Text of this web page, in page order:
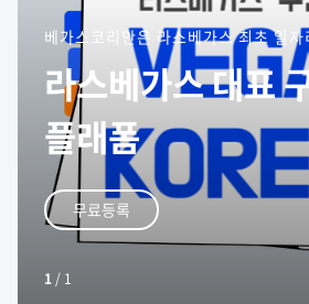
베가스코리안은 라스베가스 최초 일자
라스베가스 대표
플래폼
무료등록
1 / 1